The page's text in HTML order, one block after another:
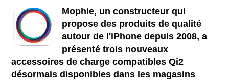
Mophie, un constructeur qui
propose des produits de qualité
autour de l'iPhone depuis 2008, a
présenté trois nouveaux
accessoires de charge compatibles Qi2
désormais disponibles dans les magasins